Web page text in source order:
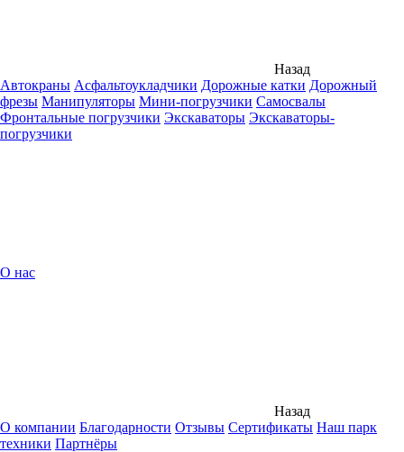
Назад
Автокраны Асфальтоукладчики Дорожные катки Дорожный
фрезы Манипуляторы Мини-погрузчики Самосвалы
Фронтальные погрузчики Экскаваторы Экскаваторы-
погрузчики
О нас
Назад
О компании Благодарности Отзывы Сертификаты Наш парк
техники Партнёры